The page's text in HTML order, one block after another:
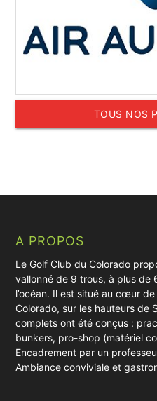
TOUS NOS
A PROPOS
Le Golf Club du Colorado
vallonné de 9 trous, à plus
l’océan. Il est situé au cœur de
Colorado, sur les hauteurs de
complets ont été conçus :
bunkers, pro-shop (matériel
Encadrement par un
Ambiance conviviale et